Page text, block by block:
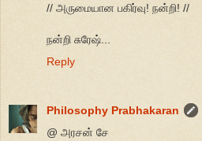
// அருமையான பகிர்வு! நன்றி! //
நன்றி சுரேஷ்...
Reply
Philosophy Prabhakaran
@ அரசன் சே